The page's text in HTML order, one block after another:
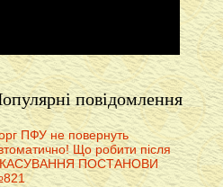
повідомлення
ПФУ не повернуть
Що робити після
ПОСТАНОВИ